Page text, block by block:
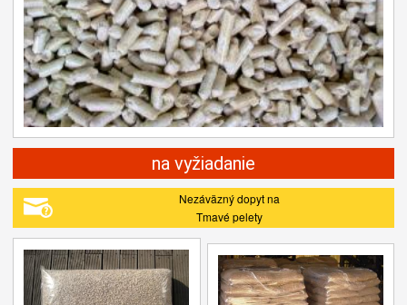
na vyžiadanie
Nezáväzný dopyt na
Tmavé pelety